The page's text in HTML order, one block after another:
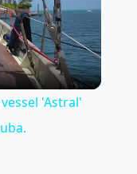
'Astral'